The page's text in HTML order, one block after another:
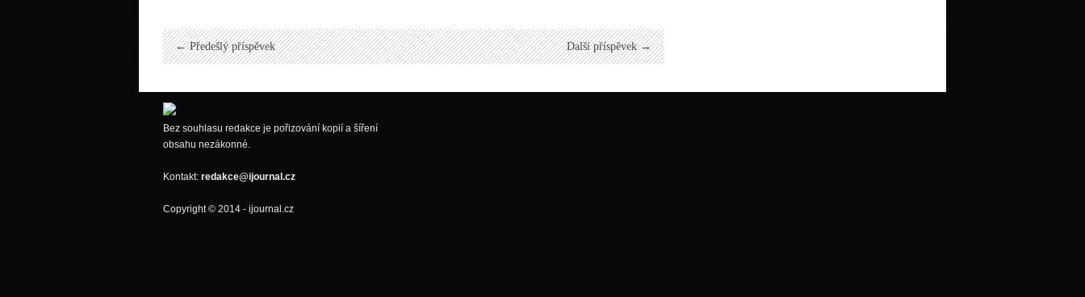
← Předešlý příspěvek Další příspěvek →
Bez souhlasu redakce je pořizování kopií a šíření
obsahu nezákonné.
Kontakt: redakce@ijournal.cz
Copyright © 2014 - ijournal.cz